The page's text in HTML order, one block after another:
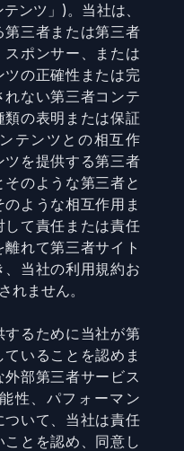
ンツ」)。当社は、
三者または第三者
ポンサー、または
の正確性または完
ない第三者コンテ
の表明または保証
テンツとの相互作
を提供する第三者
のような第三者と
ような相互作用ま
て責任または責任
れて第三者サイト
、当社の利用規約お
れません。
るために当社が第
いることを認めま
部第三者サービス
性、パフォーマン
いて、当社は責任
とを認め、同意し